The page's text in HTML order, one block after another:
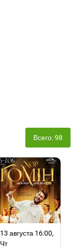
Всего: 98
13 августа 16:00,
Чт